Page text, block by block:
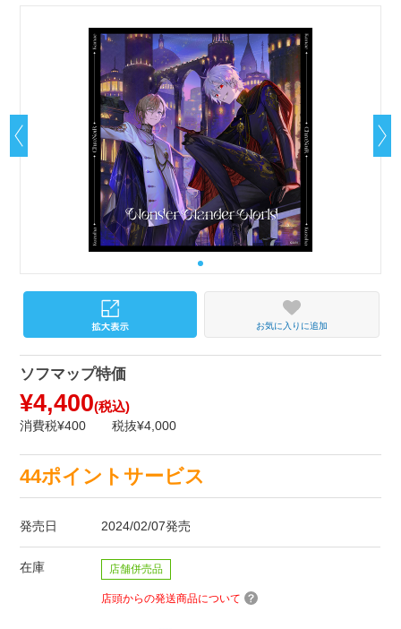
お気に入りに追加
ソフマップ特価
¥4,400(税込)
消費税¥400 税抜¥4,000
44ポイントサービス
発売日 2024/02/07発売
在庫 店舗併売品
店頭からの発送商品について